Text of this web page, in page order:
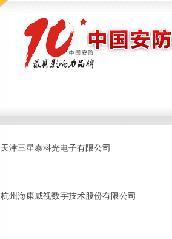
天津三星泰科光电子有限公司
杭州海康威视数字技术股份有限公司